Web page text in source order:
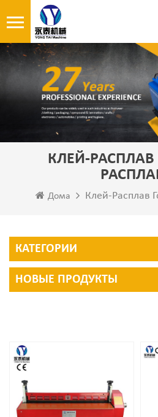
КЛЕЙ-РАСПЛАВ
Дома Клей-Расплав
КАТЕГОРИИ
НОВЫЕ ПРОДУКТЫ